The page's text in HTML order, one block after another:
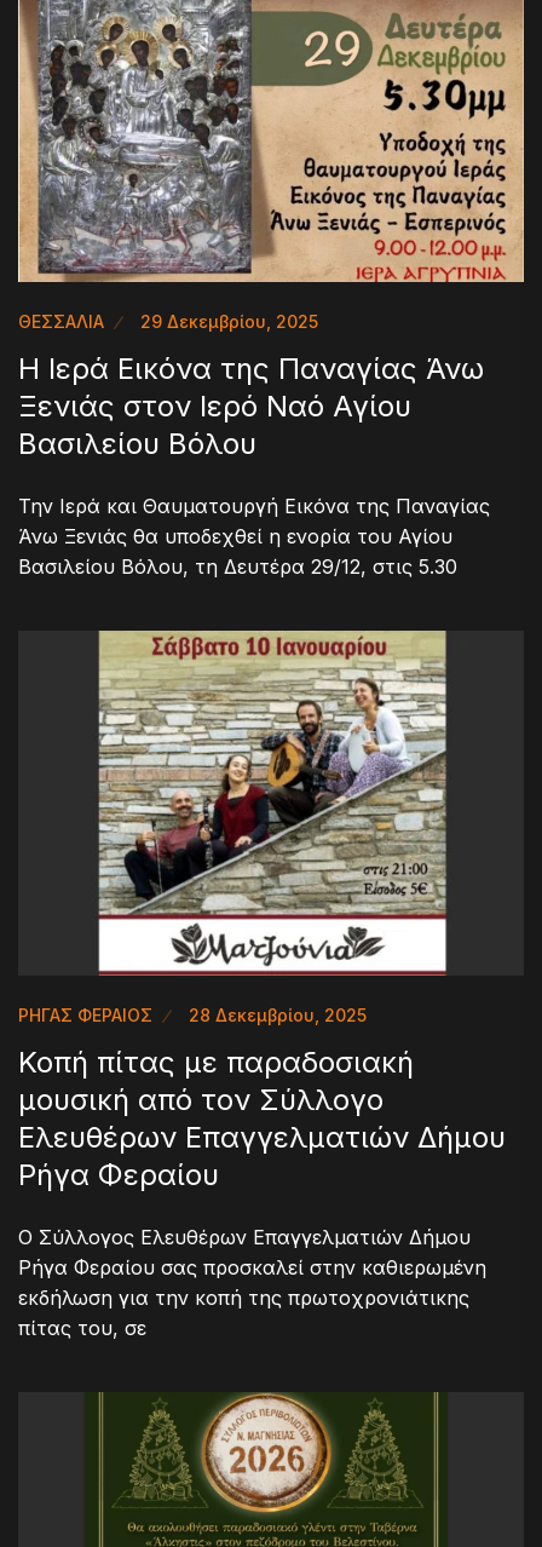
ΘΕΣΣΑΛΙΑ 29 Δεκεμβρίου, 2025
Η Ιερά Εικόνα της Παναγίας Άνω
Ξενιάς στον Ιερό Ναό Αγίου
Βασιλείου Βόλου
Την Ιερά και Θαυματουργή Εικόνα της Παναγίας
Άνω Ξενιάς θα υποδεχθεί η ενορία του Αγίου
Βασιλείου Βόλου, τη Δευτέρα 29/12, στις 5.30
ΡΗΓΑΣ ΦΕΡΑΙΟΣ 28 Δεκεμβρίου, 2025
Κοπή πίτας με παραδοσιακή
μουσική από τον Σύλλογο
Ελευθέρων Επαγγελματιών Δήμου
Ρήγα Φεραίου
Ο Σύλλογος Ελευθέρων Επαγγελματιών Δήμου
Ρήγα Φεραίου σας προσκαλεί στην καθιερωμένη
εκδήλωση για την κοπή της πρωτοχρονιάτικης
πίτας του, σε